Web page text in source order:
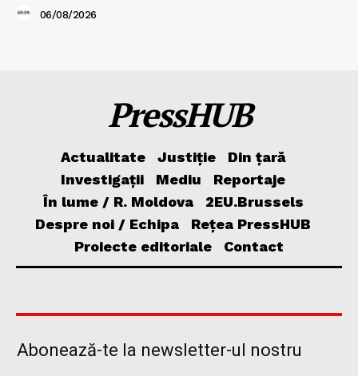
06/08/2026
PressHUB
Actualitate Justiție
Din țară
Investigații
Mediu
Reportaje
În lume / R. Moldova
2EU.Brussels
Despre noi / Echipa
Rețea PressHUB
Proiecte editoriale
Contact
Abonează-te la newsletter-ul nostru